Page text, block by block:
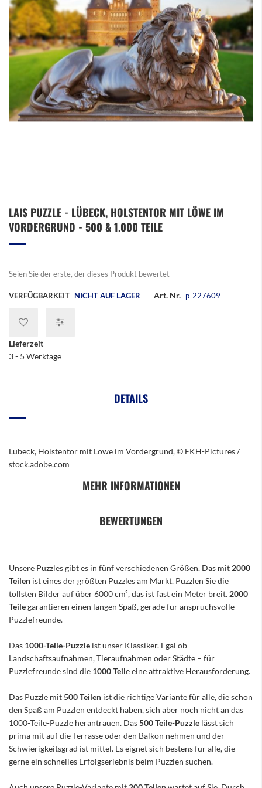
Anfang
der
LAIS PUZZLE - LÜBECK, HOLSTENTOR MIT LÖWE IM
VORDERGRUND - 500 & 1.000 TEILE
Seien Sie der erste, der dieses Produkt bewertet
VERFÜGBARKEIT NICHT AUF LAGER Art. Nr. p-227609
Lieferzeit
3 - 5 Werktage
DETAILS
Lübeck, Holstentor mit Löwe im Vordergrund, © EKH-Pictures /
stock.adobe.com
MEHR INFORMATIONEN
BEWERTUNGEN
Unsere Puzzles gibt es in fünf verschiedenen Größen. Das mit 2000
Teilen ist eines der größten Puzzles am Markt. Puzzlen Sie die
tollsten Bilder auf über 6000 cm², das ist fast ein Meter breit. 2000
Teilegarantieren einen langen Spaß, gerade für anspruchsvolle
Puzzlefreunde.
Das 1000-Teile-Puzzle ist unser Klassiker. Egal ob
Landschaftsaufnahmen, Tieraufnahmen oder Städte – für
Puzzlefreunde sind die 1000 Teile eine attraktive Herausforderung.
Das Puzzle mit500 Teilen ist die richtige Variante für alle, die schon
den Spaß am Puzzlen entdeckt haben, sich aber noch nicht an das
1000-Teile-Puzzle herantrauen. Das500 Teile-Puzzle lässt sich
prima mit auf die Terrasse oder den Balkon nehmen und der
Schwierigkeitsgrad ist mittel. Es eignet sich bestens für alle, die
gerne ein schnelles Erfolgserlebnis beim Puzzlen suchen.